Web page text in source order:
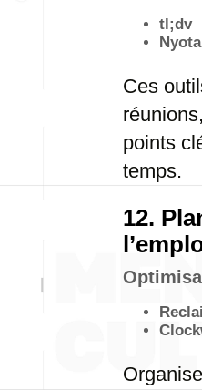
tl;dv
Nyota
Ces
points
temps.
12.